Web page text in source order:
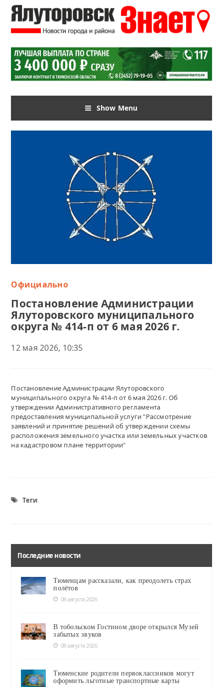
Show Menu
Официально
Постановление Администрации
Ялуторовского муниципального
округа № 414-п от 6 мая 2026 г.
12 мая 2026, 10:35
Постановление Администрации Ялуторовского
муниципального округа № 414-п от 6 мая 2026 г. Об
утверждении Административного регламента
предоставления муниципальной услуги "Рассмотрение
заявлений и принятие решений об утверждении схемы
расположения земельного участка или земельных участков
на кадастровом плане территории"
Теги
Последние новости
Тюменцам рассказали, как преодолеть страх
полётов
08 августа 2026
В тобольском Гостином дворе открылся Музей
забытых звуков
08 августа 2026
Тюменские родители первоклассников могут
оформить льготные транспортные карты